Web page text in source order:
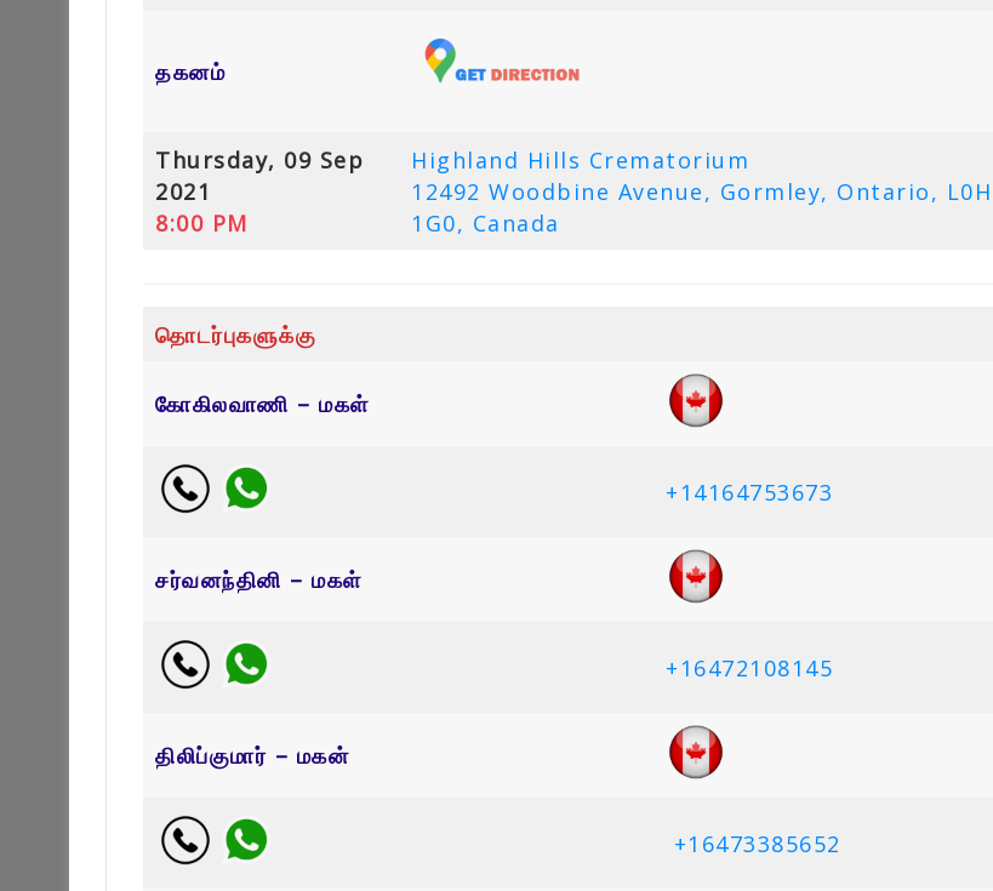
தகனம்
Thursday, 09 Sep
2021
8:00 PM
Highland Hills Crematorium
12492 Woodbine Avenue, Gormley, Ontario, L0H
1G0, Canada
தொடர்புகளுக்கு
கோகிலவாணி – மகள்
+14164753673
சர்வனந்தினி – மகள்
+16472108145
திலிப்குமார் – மகன்
+16473385652